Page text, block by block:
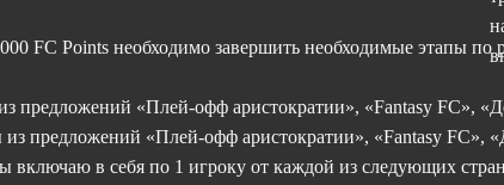
FC Points необходимо завершить необходимые этапы
предложений «Плей-офф аристократии», «Fantasy FC»,
предложений «Плей-офф аристократии», «Fantasy FC»,
включаю в себя по 1 игроку от каждой из следующих